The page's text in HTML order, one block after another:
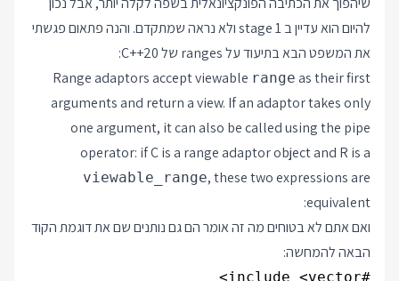
להיום הוא עדיין ב stage 1 ולא נראה שמתקדם. והנה פתאום פגשתי
את המשפט הבא בתיעוד על ranges של C++20:
Range adaptors accept viewable range as their first
arguments and return a view. If an adaptor takes only
one argument, it can also be called using the pipe
operator: if C is a range adaptor object and R is a
viewable_range, these two expressions are
equivalent:
ואם אתם לא בטוחים מה זה אומר הם גם נותנים שם את דוגמת הקוד
הבאה להמחשה: